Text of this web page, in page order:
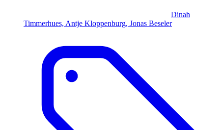
Dinah
Timmerhues, Antje Kloppenburg, Jonas Beseler